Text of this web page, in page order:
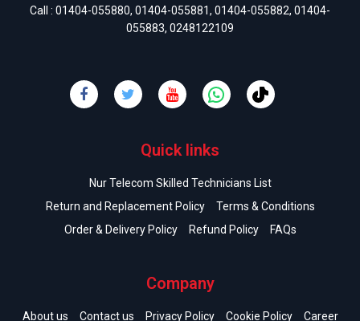
Call : 01404-055880, 01404-055881, 01404-055882, 01404-
055883, 0248122109
Quick links
Nur Telecom Skilled Technicians List
Return and Replacement Policy
Terms & Conditions
Order & Delivery Policy
Refund Policy FAQs
Company
About us Contact us Privacy Policy Cookie Policy Career